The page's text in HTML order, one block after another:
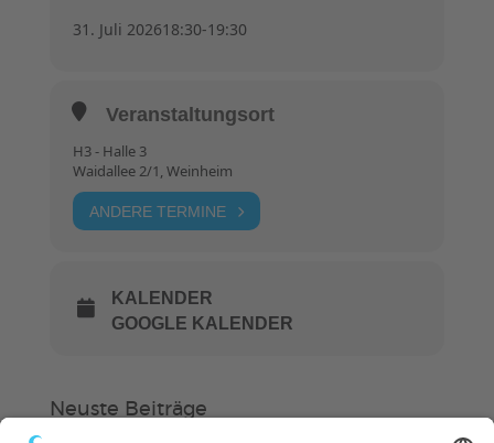
31. Juli 202618:30-19:30
Veranstaltungsort
H3 - Halle 3
Waidallee 2/1, Weinheim
ANDERE TERMINE
KALENDER
GOOGLE KALENDER
Neuste Beiträge